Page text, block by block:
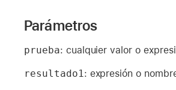
Parámetros
prueba: cualquier valor o
resultado1: expresión o